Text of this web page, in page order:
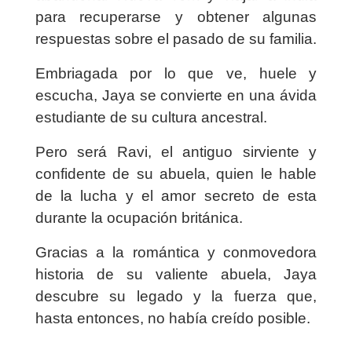
para recuperarse y obtener algunas
respuestas sobre el pasado de su familia.
Embriagada por lo que ve, huele y
escucha, Jaya se convierte en una ávida
estudiante de su cultura ancestral.
Pero será Ravi, el antiguo sirviente y
confidente de su abuela, quien le hable
de la lucha y el amor secreto de esta
durante la ocupación británica.
Gracias a la romántica y conmovedora
historia de su valiente abuela, Jaya
descubre su legado y la fuerza que,
hasta entonces, no había creído posible.